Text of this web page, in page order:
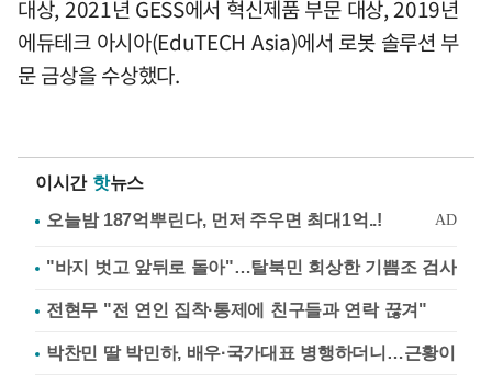
대상, 2021년 GESS에서 혁신제품 부문 대상, 2019년
에듀테크 아시아(EduTECH Asia)에서 로봇 솔루션 부
문 금상을 수상했다.
이시간 핫뉴스
"바지 벗고 앞뒤로 돌아"…탈북민 회상한 기쁨조 검사
전현무 "전 연인 집착·통제에 친구들과 연락 끊겨"
박찬민 딸 박민하, 배우·국가대표 병행하더니…근황이